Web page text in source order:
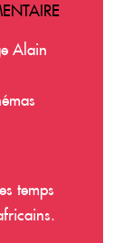
Alain
temps